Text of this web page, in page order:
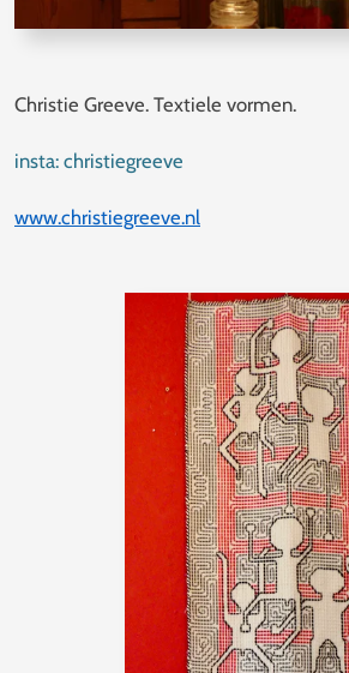
Christie Greeve. Textiele vormen.
insta: christiegreeve
www.christiegreeve.nl